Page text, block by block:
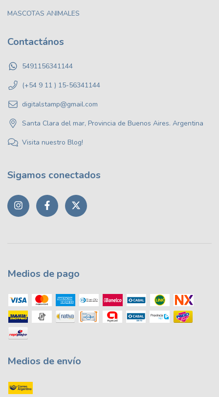
MASCOTAS ANIMALES
Contactános
5491156341144
(+54 9 11 ) 15-56341144
digitalstamp@gmail.com
Santa Clara del mar, Provincia de Buenos Aires. Argentina
Visita nuestro Blog!
Sigamos conectados
Medios de pago
Medios de envío